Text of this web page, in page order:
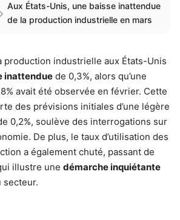
Aux États-Unis, une baisse inattendue
de la production industrielle en mars
production industrielle aux États-Unis
inattendue de 0,3%, alors qu’une
avait été observée en février. Cette
des prévisions initiales d’une légère
0,2%, soulève des interrogations sur
De plus, le taux d’utilisation des
a également chuté, passant de
illustre une démarche inquiétante
secteur.